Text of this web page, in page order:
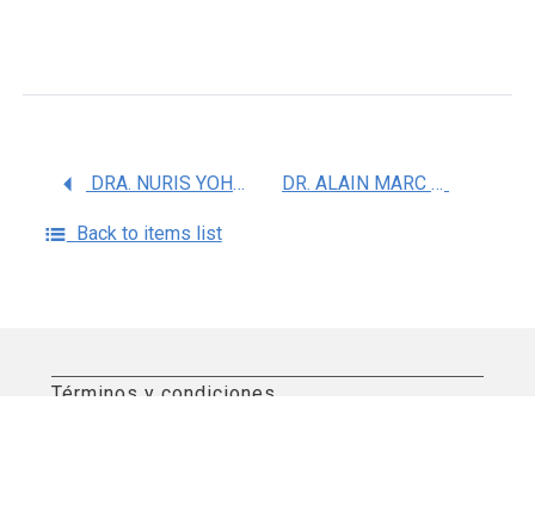
DRA. NURIS YOHANA CARAVALI MEZA DR. ALAIN MARC GUILLEM DEL ANGEL
Back to items list
Términos y condiciones